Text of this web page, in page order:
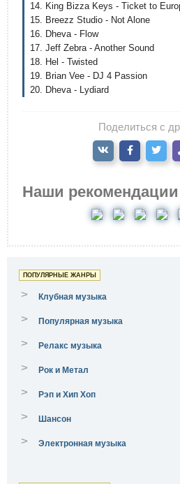
14. King Bizza Keys - Ticket to
15. Breezz Studio - Not Alone
16. Dheva - Flow
17. Jeff Zebra - Another Sound
18. Hel - Twisted
19. Brian Vee - DJ 4 Passion
20. Dheva - Lydiard
Поделиться с
Наши рекомендации
ПОПУЛЯРНЫЕ ЖАНРЫ
> Клубная музыка
> Популярная музыка
> Релакс музыка
> Рок и Метал
> Рэп и Хип Хоп
> Шансон
> Электронная музыка